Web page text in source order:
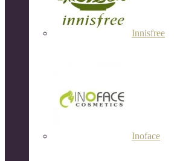
Innisfree
Inoface